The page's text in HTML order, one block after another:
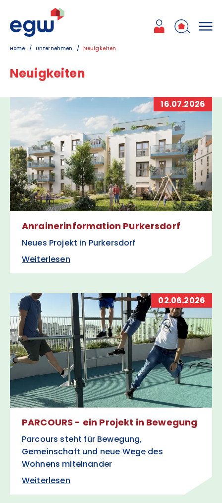
Zum Inhalt
Zum Hauptmenü
Zum Kontakt
Home Unternehmen Neuigkeiten
Neuigkeiten
16.07.2026
Anrainerinformation Purkersdorf
Neues Projekt in Purkersdorf
Weiterlesen
02.06.2026
PARCOURS - ein Projekt in Bewegung
Parcours steht für Bewegung,
Gemeinschaft und neue Wege des
Wohnens miteinander
Weiterlesen